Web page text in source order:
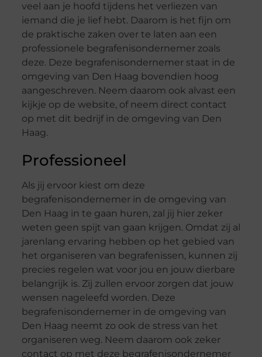
veel aan je hoofd tijdens het verliezen van
iemand die je lief hebt. Daarom is het fijn om
de praktische zaken over te laten aan een
professionele begrafenisondernemer zoals
deze. Deze begrafenisondernemer staat in de
omgeving van Den Haag bovendien hoog
aangeschreven. Neem daarom ook alvast een
kijkje op de website, of neem direct contact
op met dit bedrijf in de omgeving van Den
Haag.
Professioneel
Als jij ervoor kiest om deze
begrafenisondernemer in de omgeving van
Den Haag in te gaan huren, zal jij hier zeker
weten geen spijt van gaan krijgen. Omdat zij al
jarenlang ervaring hebben op het gebied van
het organiseren van begrafenissen, kunnen zij
precies regelen wat voor jou en jouw dierbare
belangrijk is. Zij zullen ervoor zorgen dat jouw
wensen nageleefd worden. Deze
begrafenisondernemer in de omgeving van
Den Haag neemt zo ook de stress van het
organiseren weg. Neem daarom ook zeker
contact op met deze begrafenisondernemer